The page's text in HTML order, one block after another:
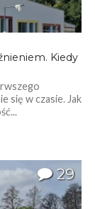
Kiedy
się w czasie. Jak
29